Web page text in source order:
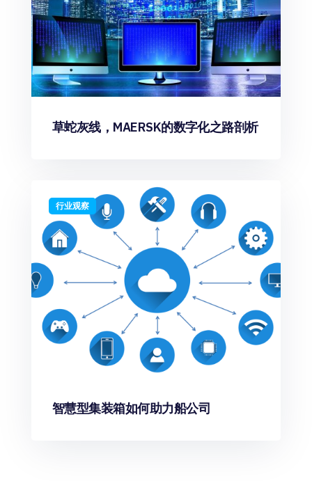
草蛇灰线，MAERSK的数字化之路剖析
行业观察
智慧型集装箱如何助力船公司